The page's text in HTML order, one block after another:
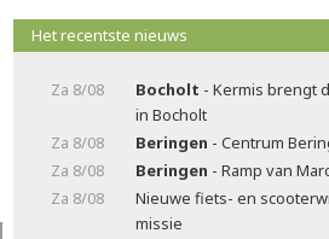
Het recentste nieuws
Za 8/08 Bocholt - Kermis brengt
in Bocholt
Za 8/08
Beringen - Centrum
Za 8/08
Beringen - Ramp van
Za 8/08
Nieuwe fiets- en
missie